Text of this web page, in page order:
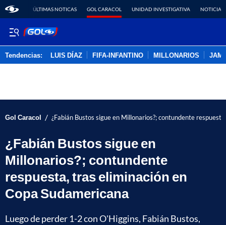
ÚLTIMAS NOTICAS GOL CARACOL UNIDAD INVESTIGATIVA NOTICIAS
Tendencias: LUIS DÍAZ FIFA-INFANTINO MILLONARIOS
Gol Caracol / ¿Fabián Bustos sigue en Millonarios?; contundente
¿Fabián Bustos sigue en
Millonarios?; contundente
respuesta, tras eliminación en
Copa Sudamericana
Luego de perder 1-2 con O'Higgins, Fabián Bustos,